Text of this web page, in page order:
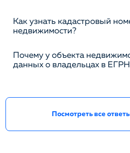
Как узнать кадастровый
недвижимости?
Почему у объекта
данных о владельцах в
Посмотреть все